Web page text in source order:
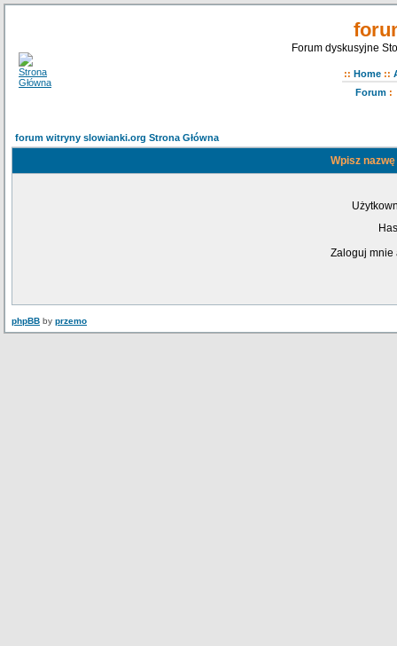
Forum dyskusyjne
:: Home ::
Forum:
forum witryny slowianki.org Strona Główna
Wpisz
Zaloguj mnie
phpBB by przemo